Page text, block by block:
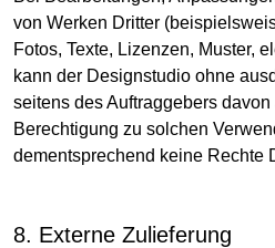
von Werken Dritter
Fotos, Texte, Lizenzen, Muster,
kann der Designstudio ohne
seitens des Auftraggebers
Berechtigung zu solchen
dementsprechend keine Rechte
8. Externe Zulieferung